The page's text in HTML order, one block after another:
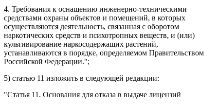
4. Требования к оснащению инженерно-техническими
средствами охраны объектов и помещений, в которых
осуществляются деятельность, связанная с оборотом
наркотических средств и психотропных веществ, и (или)
культивирование наркосодержащих растений,
устанавливаются в порядке, определяемом Правительством
Российской Федерации.";
5) статью 11 изложить в следующей редакции:
"Статья 11. Основания для отказа в выдаче лицензий